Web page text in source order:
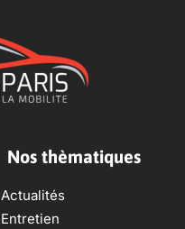
Nos thèmatiques
Actualités
Entretien